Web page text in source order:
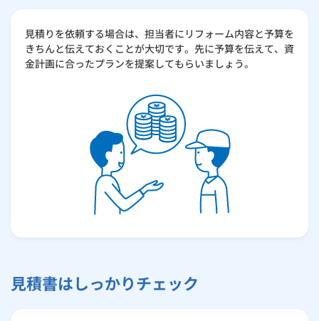
見積りを依頼する場合は、担当者にリフォーム内容と予算を
きちんと伝えておくことが大切です。先に予算を伝えて、資
金計画に合ったプランを提案してもらいましょう。
見積書はしっかりチェック